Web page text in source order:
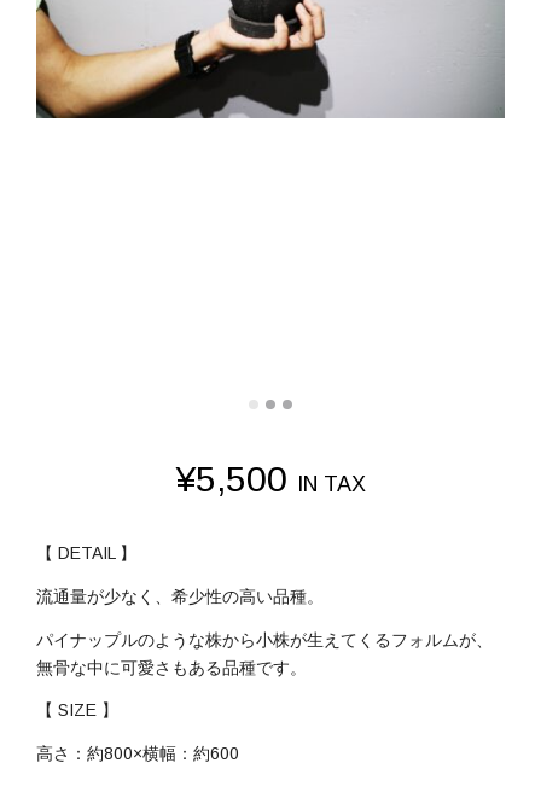
¥5,500 IN TAX
【 DETAIL 】
流通量が少なく、希少性の高い品種。
パイナップルのような株から小株が生えてくるフォルムが、
無骨な中に可愛さもある品種です。
【 SIZE 】
高さ：約800×横幅：約600